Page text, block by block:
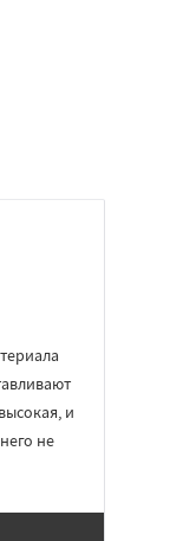
и
не